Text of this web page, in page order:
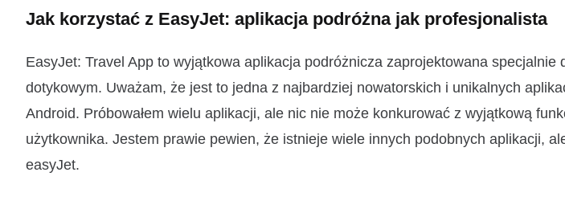
Jak korzystać z EasyJet: aplikacja podróżna jak profesjonalista
EasyJet: Travel App to wyjątkowa aplikacja podróżnicza zaprojektowana specjalnie
dotykowym. Uważam, że jest to jedna z najbardziej nowatorskich i unikalnych
Android. Próbowałem wielu aplikacji, ale nic nie może konkurować z wyjątkową
użytkownika. Jestem prawie pewien, że istnieje wiele innych podobnych aplikacji,
easyJet.